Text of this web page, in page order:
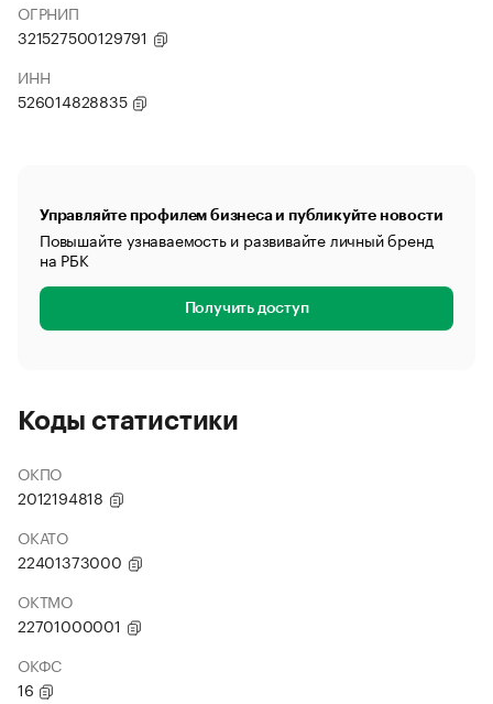
ОГРНИП
321527500129791
ИНН
526014828835
Управляйте профилем бизнеса и публикуйте новости
Повышайте узнаваемость и развивайте личный бренд
на РБК
Получить доступ
Коды статистики
ОКПО
2012194818
ОКАТО
22401373000
ОКТМО
22701000001
ОКФС
16